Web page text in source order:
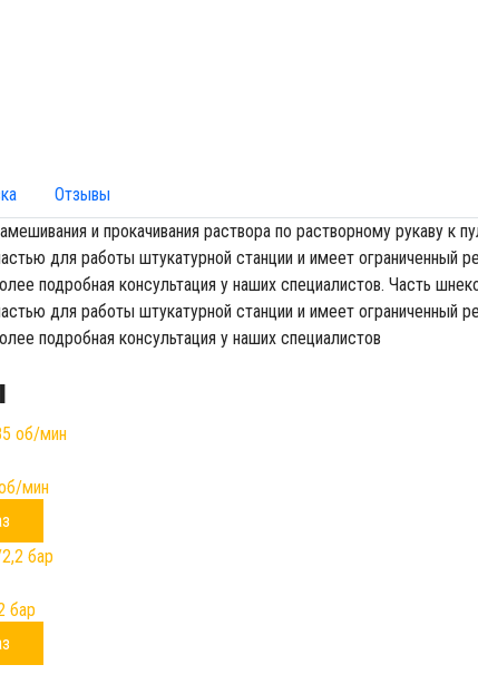
Отзывы
и прокачивания раствора по растворному рукаву к
для работы штукатурной станции и имеет ограниченный
подробная консультация у наших специалистов. Часть
для работы штукатурной станции и имеет ограниченный
подробная консультация у наших специалистов
мин
бар